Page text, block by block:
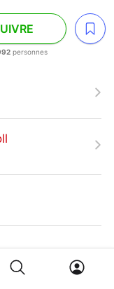
personnes